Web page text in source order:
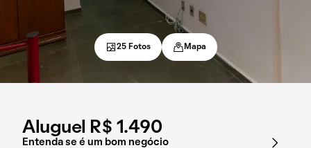
Aluguel R$ 1.490
Entenda se é um bom negócio
25 Fotos Mapa